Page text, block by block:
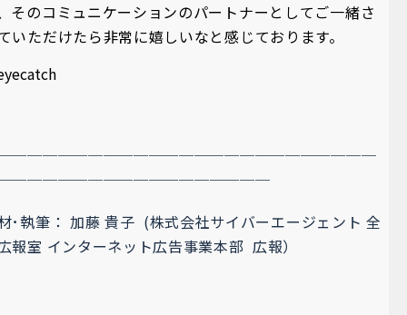
そのコミュニケーションのパートナーとしてご一緒さ
いただけたら非常に嬉しいなと感じております。
･執筆 ： 加藤 貴子 (株式会社サイバーエージェント 全
報室 インターネット広告事業本部 広報）